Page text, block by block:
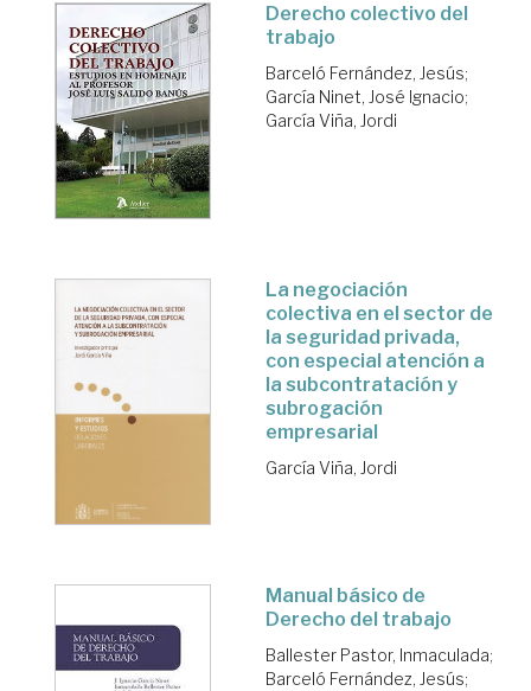
Derecho colectivo del
trabajo
Barceló Fernández, Jesús;
García Ninet, José Ignacio;
García Viña, Jordi
La negociación
colectiva en el sector de
la seguridad privada,
con especial atención a
la subcontratación y
subrogación
empresarial
García Viña, Jordi
Manual básico de
Derecho del trabajo
Ballester Pastor, Inmaculada;
Barceló Fernández, Jesús;